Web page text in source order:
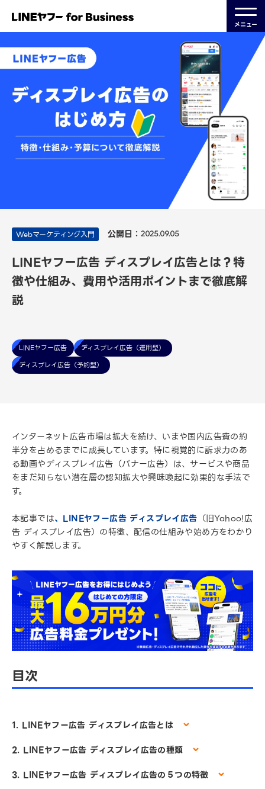
メニュー
Webマーケティング入門 公開日： 2025.09.05
LINEヤフー広告 ディスプレイ広告とは？特
徴や仕組み、費用や活用ポイントまで徹底解
説
LINEヤフー広告
ディスプレイ広告（運用型）
ディスプレイ広告（予約型）
インターネット広告市場は拡大を続け、いまや国内広告費の約
半分を占めるまでに成長しています。特に視覚的に訴求力のあ
る動画やディスプレイ広告（バナー広告）は、サービスや商品
をまだ知らない潜在層の認知拡大や興味喚起に効果的な手法で
す。
本記事では、LINEヤフー広告 ディスプレイ広告 （旧Yahoo!広
告 ディスプレイ広告）の特徴、配信の仕組みや始め方をわかり
やすく解説します。
目次
1. LINEヤフー広告 ディスプレイ広告とは
2. LINEヤフー広告 ディスプレイ広告の種類
3. LINEヤフー広告 ディスプレイ広告の５つの特徴